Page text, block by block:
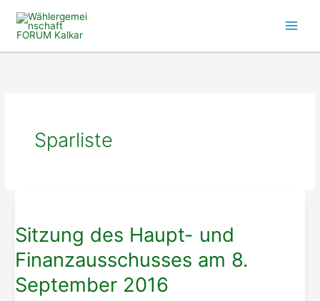
Inhalt
Sparliste
Sitzung des Haupt- und
Finanzausschusses am 8.
September 2016